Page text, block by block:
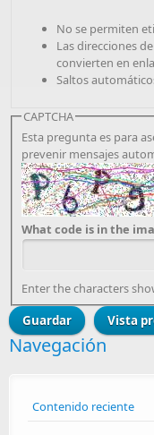
No se permiten
Las direcciones
convierten en
Saltos
CAPTCHA
Esta pregunta es para
prevenir mensajes
What code is in the
Enter the characters
Navegación
Contenido reciente